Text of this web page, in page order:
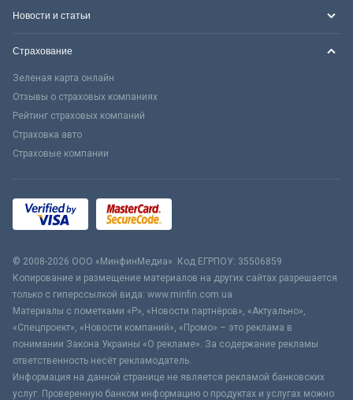
Новости и статьи
Страхование
Зеленая карта онлайн
Отзывы о страховых компаниях
Рейтинг страховых компаний
Страховка авто
Страховые компании
© 2008-2026 ООО «МинфинМедиа». Код ЕГРПОУ: 35506859
Копирование и размещение материалов на других сайтах разрешается
только с гиперссылкой вида: www.minfin.com.ua
Материалы с пометками «Р», «Новости партнёров», «Актуально»,
«Спецпроект», «Новости компаний», «Промо» – это реклама в
понимании Закона Украины «О рекламе». За содержание рекламы
ответственность несёт рекламодатель.
Информация на данной странице не является рекламой банковских
услуг. Проверенную банком информацию о продуктах и услугах можно